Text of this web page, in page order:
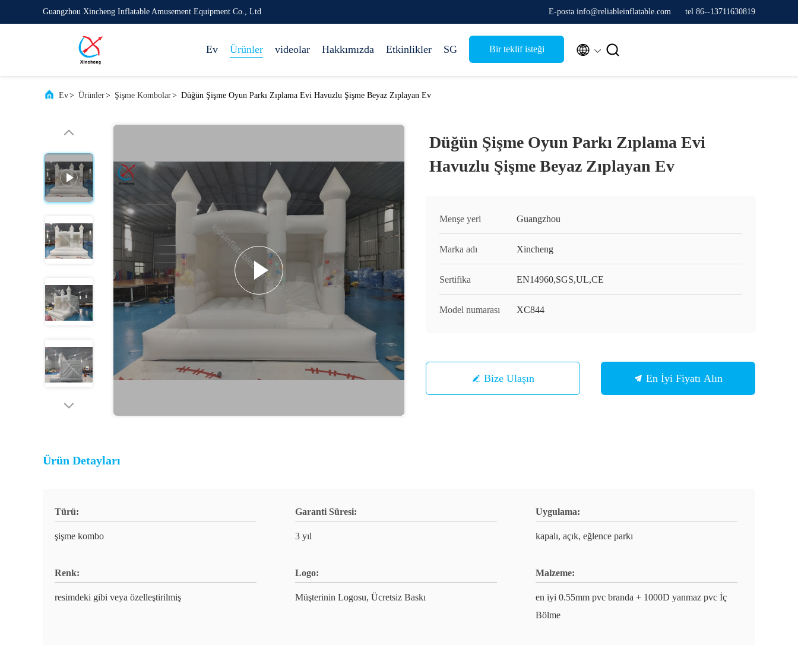
Guangzhou Xincheng Inflatable Amusement Equipment Co., Ltd E-posta info@reliableinflatable.com tel 86--13711630819
Ev Ürünler videolar Hakkımızda Etkinlikler SG Bir teklif isteği  
Ev> Ürünler> Şişme Kombolar> Düğün Şişme Oyun Parkı Zıplama Evi Havuzlu Şişme Beyaz Zıplayan Ev
Düğün Şişme Oyun Parkı Zıplama Evi
Havuzlu Şişme Beyaz Zıplayan Ev
Menşe yeri Guangzhou
Marka adı Xincheng
Sertifika EN14960,SGS,UL,CE
Model numarası XC844
Bize Ulaşın En İyi Fiyatı Alın
Ürün Detayları
Türü:
şişme kombo
Garanti Süresi:
3 yıl
Uygulama:
kapalı, açık, eğlence parkı
Renk:
resimdeki gibi veya özelleştirilmiş
Logo:
Müşterinin Logosu, Ücretsiz Baskı
Malzeme:
en iyi 0.55mm pvc branda + 1000D yanmaz pvc İç
Bölme